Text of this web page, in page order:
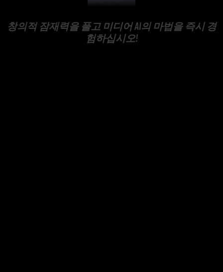
창의적 잠재력을 풀고 미디어 AI의 마법을 즉시 경
험하십시오!